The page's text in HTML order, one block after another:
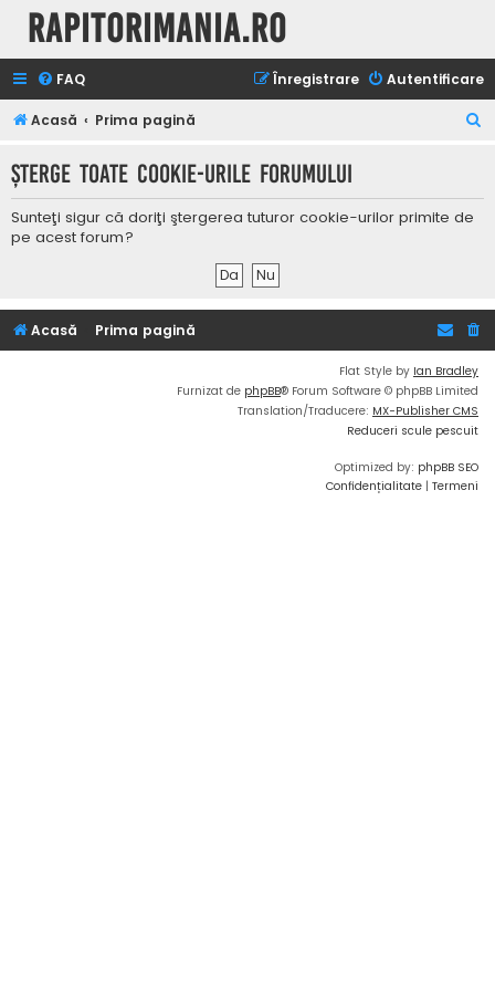
Rapitorimania.ro
FAQ Autentificare
Înregistrare
Acasă Prima pagină
t
Şterge toate cookie-urile forumului
Sunteţi sigur că doriţi ştergerea tuturor cookie-urilor primite de
pe acest forum?
Acasă Prima pagină
Flat Style by Ian Bradley
Furnizat de phpBB® Forum Software © phpBB Limited
Translation/Traducere: MX-Publisher CMS
Reduceri scule pescuit
Optimized by: phpBB SEO
Confidențialitate | Termeni